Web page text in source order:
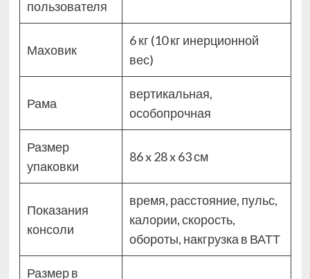
пользователя
Маховик
6 кг (10 кг инерционной
вес)
Рама
вертикальная,
особопрочная
Размер
упаковки
86 x 28 x 63 см
Показания
консоли
время, расстояние, пульс,
калории, скорость,
обороты, накгрузка в ВАТТ
Размер в